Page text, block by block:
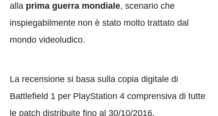
alla prima guerra mondiale, scenario che
inspiegabilmente non è stato molto trattato dal
mondo videoludico.
La recensione si basa sulla copia digitale di
Battlefield 1 per PlayStation 4 comprensiva di tutte
le patch distribuite fino al 30/10/2016.